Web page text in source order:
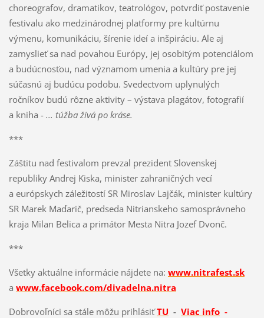
choreografov, dramatikov, teatrológov, potvrdiť postavenie
festivalu ako medzinárodnej platformy pre kultúrnu
výmenu, komunikáciu, šírenie ideí a inšpiráciu. Ale aj
zamyslieť sa nad povahou Európy, jej osobitým potenciálom
a budúcnosťou, nad významom umenia a kultúry pre jej
súčasnú aj budúcu podobu. Svedectvom uplynulých
ročníkov budú rôzne aktivity – výstava plagátov, fotografií
a kniha - ... túžba živá po kráse.
***
Záštitu nad festivalom prevzal prezident Slovenskej
republiky Andrej Kiska, minister zahraničných vecí
a európskych záležitostí SR Miroslav Lajčák, minister kultúry
SR Marek Maďarič, predseda Nitrianskeho samosprávneho
kraja Milan Belica a primátor Mesta Nitra Jozef Dvonč.
***
Všetky aktuálne informácie nájdete na: www.nitrafest.sk
a www.facebook.com/divadelna.nitra
Dobrovoľníci sa stále môžu prihlásiťTU - Viac info-